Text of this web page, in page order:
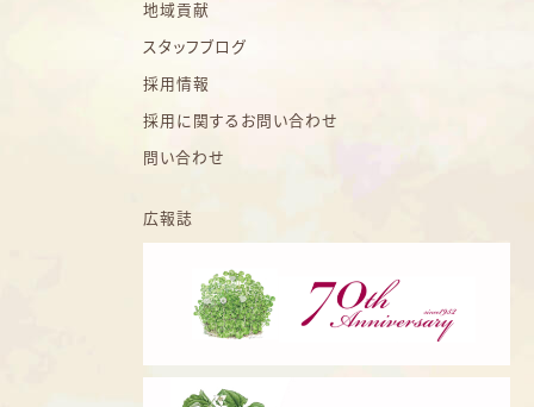
地域貢献
スタッフブログ
採用情報
採用に関するお問い合わせ
問い合わせ
広報誌